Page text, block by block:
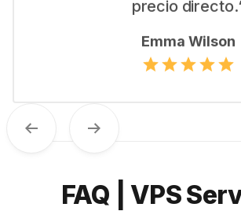
precio directo.“
Emma Wilson
Previous Next
FAQ | VPS